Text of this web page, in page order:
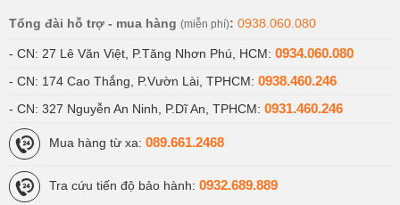
Tổng đài hỗ trợ - mua hàng (miễn phí): 0938.060.080
- CN: 27 Lê Văn Việt, P.Tăng Nhơn Phú, HCM: 0934.060.080
- CN: 174 Cao Thắng, P.Vườn Lài, TPHCM: 0938.460.246
- CN: 327 Nguyễn An Ninh, P.Dĩ An, TPHCM: 0931.460.246
Mua hàng từ xa: 089.661.2468
Tra cứu tiến độ bảo hành: 0932.689.889